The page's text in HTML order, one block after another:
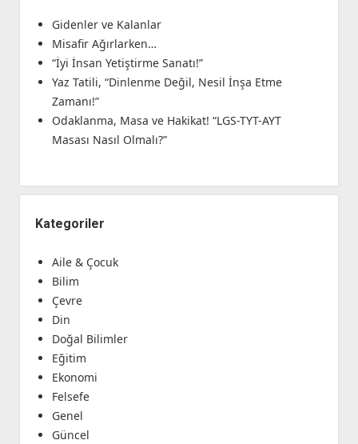
Gidenler ve Kalanlar
Misafir Ağırlarken…
“İyi İnsan Yetiştirme Sanatı!”
Yaz Tatili, “Dinlenme Değil, Nesil İnşa Etme
Zamanı!”
Odaklanma, Masa ve Hakikat! “LGS-TYT-AYT
Masası Nasıl Olmalı?”
Kategoriler
Aile & Çocuk
Bilim
Çevre
Din
Doğal Bilimler
Eğitim
Ekonomi
Felsefe
Genel
Güncel